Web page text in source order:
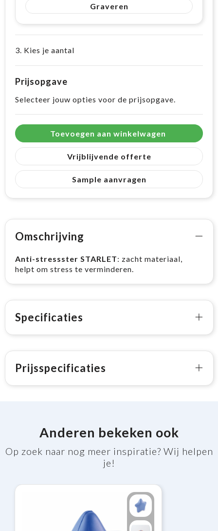
Graveren
3. Kies je aantal
Prijsopgave
Selecteer jouw opties voor de prijsopgave.
Toevoegen aan winkelwagen
Vrijblijvende offerte
Sample aanvragen
Omschrijving
Anti-stressster STARLET: zacht materiaal,
helpt om stress te verminderen.
Specificaties
Prijsspecificaties
Anderen bekeken ook
Op zoek naar nog meer inspiratie? Wij helpen
je!